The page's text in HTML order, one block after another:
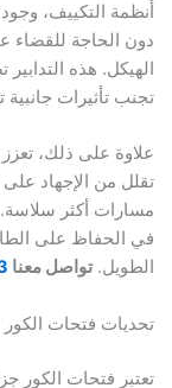
التكييف، وجود
للقضاء على
هذه التدابير تضمن
تأثيرات جانبية تؤثر
على ذلك، تعزز
الإجهاد على
أكثر سلاسة. بذلك،
على الطاقة
تواصل معنا
فتحات الكور
فتحات الكور جزءًا